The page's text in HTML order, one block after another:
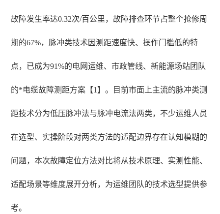
故障发生率达0.32次/百公里，故障排查环节占整个抢修周
期的67%，脉冲类技术因测距速度快、操作门槛低的特
点，已成为91%的电网运维、市政管线、新能源场站团队
的*电缆故障测距方案【1】。目前市面上主流的脉冲类测
距技术分为低压脉冲法与脉冲电流法两类，不少运维人员
在选型、实操阶段对两类方法的适配边界存在认知模糊的
问题，本次故障定位方法对比将从技术原理、实测性能、
适配场景等维度展开分析，为运维团队的技术选型提供参
考。